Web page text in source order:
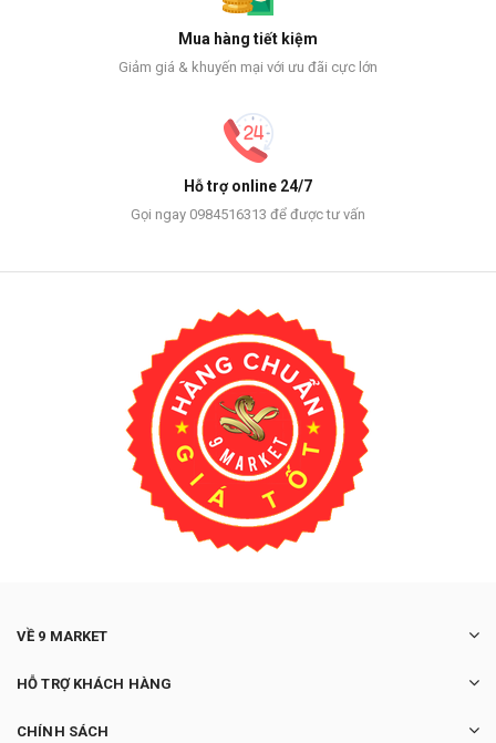
Mua hàng tiết kiệm
Giảm giá & khuyến mại với ưu đãi cực lớn
Hỗ trợ online 24/7
Gọi ngay 0984516313 để được tư vấn
VỀ 9 MARKET
HỖ TRỢ KHÁCH HÀNG
CHÍNH SÁCH